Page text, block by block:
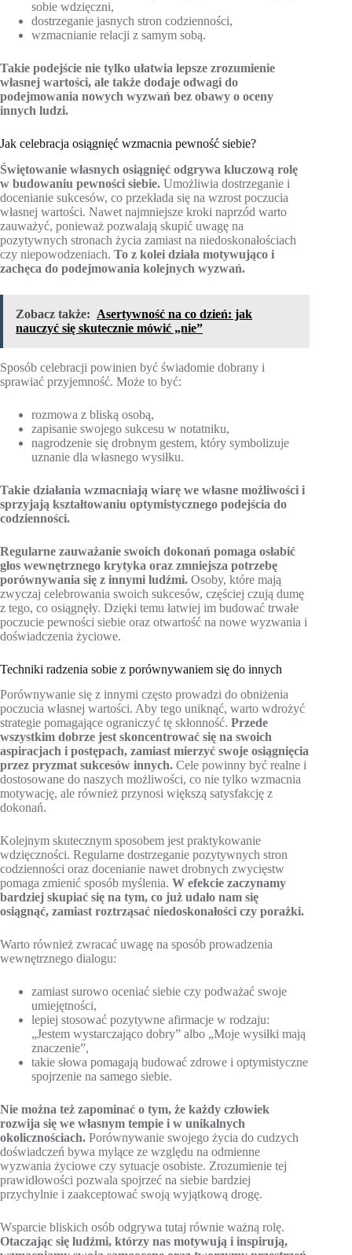
sobie wdzięczni,
dostrzeganie jasnych stron codzienności,
wzmacnianie relacji z samym sobą.
Takie podejście nie tylko ułatwia lepsze zrozumienie
własnej wartości, ale także dodaje odwagi do
podejmowania nowych wyzwań bez obawy o oceny
innych ludzi.
Jak celebracja osiągnięć wzmacnia pewność siebie?
Świętowanie własnych osiągnięć odgrywa kluczową rolę
w budowaniu pewności siebie. Umożliwia dostrzeganie i
docenianie sukcesów, co przekłada się na wzrost poczucia
własnej wartości. Nawet najmniejsze kroki naprzód warto
zauważyć, ponieważ pozwalają skupić uwagę na
pozytywnych stronach życia zamiast na niedoskonałościach
czy niepowodzeniach. To z kolei działa motywująco i
zachęca do podejmowania kolejnych wyzwań.
Zobacz także: Asertywność na co dzień: jak
nauczyć się skutecznie mówić „nie”
Sposób celebracji powinien być świadomie dobrany i
sprawiać przyjemność. Może to być:
rozmowa z bliską osobą,
zapisanie swojego sukcesu w notatniku,
nagrodzenie się drobnym gestem, który symbolizuje
uznanie dla własnego wysiłku.
Takie działania wzmacniają wiarę we własne możliwości i
sprzyjają kształtowaniu optymistycznego podejścia do
codzienności.
Regularne zauważanie swoich dokonań pomaga osłabić
głos wewnętrznego krytyka oraz zmniejsza potrzebę
porównywania się z innymi ludźmi. Osoby, które mają
zwyczaj celebrowania swoich sukcesów, częściej czują dumę
z tego, co osiągnęły. Dzięki temu łatwiej im budować trwałe
poczucie pewności siebie oraz otwartość na nowe wyzwania i
doświadczenia życiowe.
Techniki radzenia sobie z porównywaniem się do innych
Porównywanie się z innymi często prowadzi do obniżenia
poczucia własnej wartości. Aby tego uniknąć, warto wdrożyć
strategie pomagające ograniczyć tę skłonność. Przede
wszystkim dobrze jest skoncentrować się na swoich
aspiracjach i postępach, zamiast mierzyć swoje osiągnięcia
przez pryzmat sukcesów innych. Cele powinny być realne i
dostosowane do naszych możliwości, co nie tylko wzmacnia
motywację, ale również przynosi większą satysfakcję z
dokonań.
Kolejnym skutecznym sposobem jest praktykowanie
wdzięczności. Regularne dostrzeganie pozytywnych stron
codzienności oraz docenianie nawet drobnych zwycięstw
pomaga zmienić sposób myślenia. W efekcie zaczynamy
bardziej skupiać się na tym, co już udało nam się
osiągnąć, zamiast roztrząsać niedoskonałości czy porażki.
Warto również zwracać uwagę na sposób prowadzenia
wewnętrznego dialogu:
zamiast surowo oceniać siebie czy podważać swoje
umiejętności,
lepiej stosować pozytywne afirmacje w rodzaju:
„Jestem wystarczająco dobry” albo „Moje wysiłki mają
znaczenie”,
takie słowa pomagają budować zdrowe i optymistyczne
spojrzenie na samego siebie.
Nie można też zapominać o tym, że każdy człowiek
rozwija się we własnym tempie i w unikalnych
okolicznościach. Porównywanie swojego życia do cudzych
doświadczeń bywa mylące ze względu na odmienne
wyzwania życiowe czy sytuacje osobiste. Zrozumienie tej
prawidłowości pozwala spojrzeć na siebie bardziej
przychylnie i zaakceptować swoją wyjątkową drogę.
Wsparcie bliskich osób odgrywa tutaj równie ważną rolę.
Otaczając się ludźmi, którzy nas motywują i inspirują,